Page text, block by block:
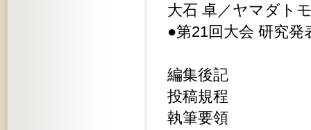
大石 卓／ヤマダト
●第21回大会 研究
編集後記
投稿規程
執筆要領